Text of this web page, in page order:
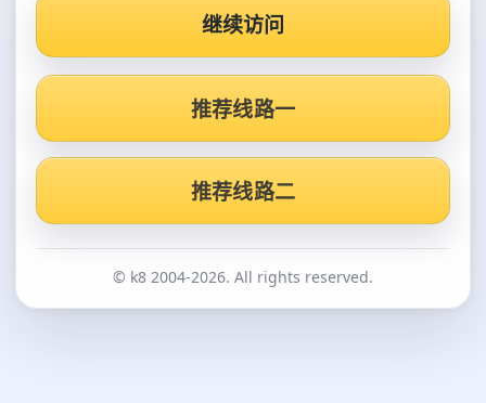
继续访问
推荐线路一
推荐线路二
© k8 2004-2026. All rights reserved.